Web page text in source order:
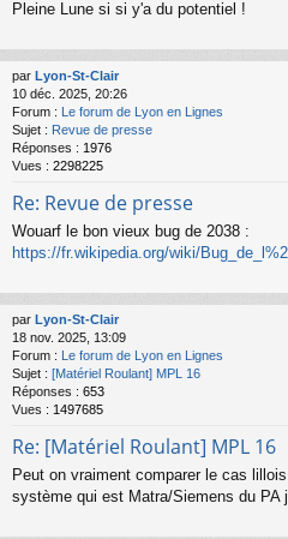
Pleine Lune si si y'a du potentiel !
par Lyon-St-Clair
10 déc. 2025, 20:26
Forum :
Le forum de Lyon en Lignes
Sujet : Revue de presse
Réponses : 1976
Vues : 2298225
Re: Revue de presse
Wouarf le bon vieux bug de 2038 :
https://fr.wikipedia.org/wiki/
par Lyon-St-Clair
18 nov. 2025, 13:09
Forum : Le forum de Lyon en Lignes
Sujet : [Matériel Roulant] MPL 16
Réponses : 653
Vues : 1497685
Re: [Matériel Roulant] MPL 16
Peut on vraiment comparer le cas
système qui est Matra/Siemens du PA